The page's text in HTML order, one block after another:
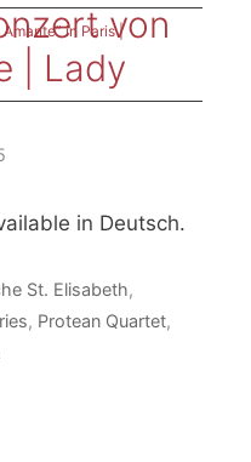
von
| Lady
in Deutsch.
St. Elisabeth,
, Protean Quartet,
in Paris |